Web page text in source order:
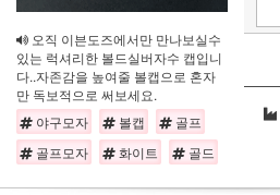
오직 이븐도즈에서만 만나보실수
있는 럭셔리한 볼드실버자수 캡입니
다..자존감을 높여줄 볼캡으로 혼자
만 독보적으로 써보세요.
야구모자
볼캡
골프
골프모자
화이트 골드